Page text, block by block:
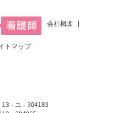
会社概要
トマップ
13－ユ－304183